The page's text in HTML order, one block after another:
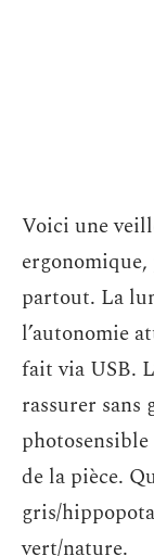
Voici une
ergonomique,
partout. La
l’autonomie
fait via USB.
rassurer sans
de la pièce.
gris/
vert/nature.